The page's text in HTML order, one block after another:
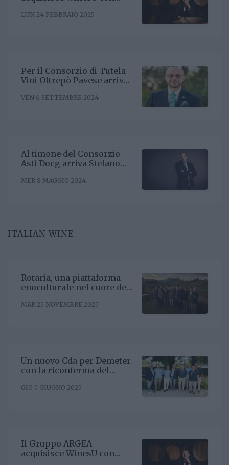
posizionamento negli Stati
LUN 24 FEBBRAIO 2025
Per il Consorzio di Tutela
Vini Oltrepò Pavese arriva
Riccardo Binda
VEN 6 SETTEMBRE 2024
Al timone del Consorzio
Asti Docg arriva Stefano
sinergia associativa e far
MER 8 MAGGIO 2024
ITALIAN WINE
Rotaria, una piattaforma
enoculturale nel cuore del
MAR 25 NOVEMBRE 2025
Un nuovo Cda per Demeter
con la riconferma del
GIO 5 GIUGNO 2025
Il Gruppo ARGEA
acquisisce WinesU con